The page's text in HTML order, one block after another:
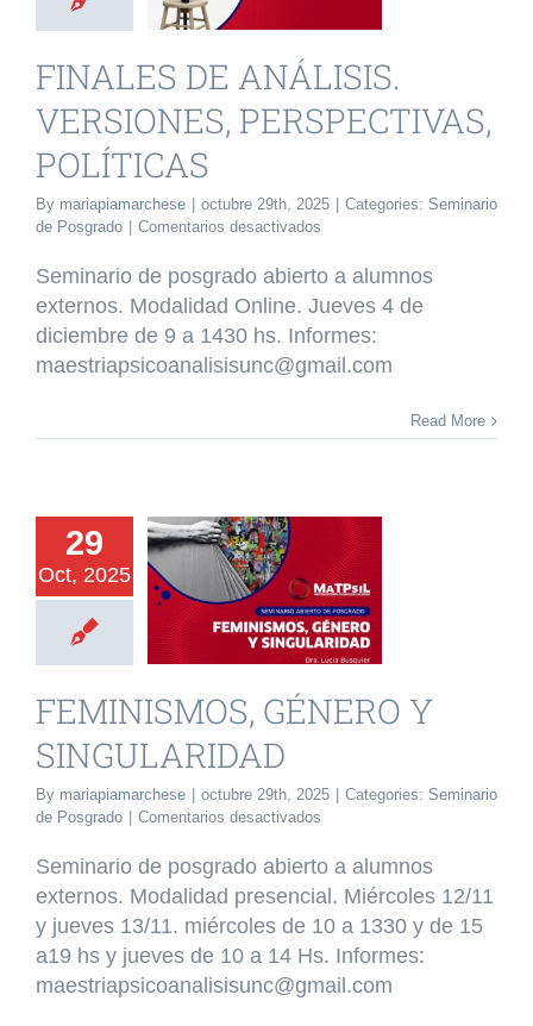
de Posgrado
FINALES DE ANÁLISIS.
VERSIONES, PERSPECTIVAS,
POLÍTICAS
By mariapiamarchese octubre 29th, 2025 Categories: Seminario
de Posgrado
Comentarios desactivados
DE
VERSIONES,
PERSPECTIVAS,
POLÍTICAS
Seminario de posgrado abierto a alumnos
externos. Modalidad Online. Jueves 4 de
diciembre de 9 a 1430 hs. Informes:
maestriapsicoanalisisunc@gmail.com
Read More
29
Oct, 2025
Y
FEMINISMOS, GÉNERO Y
SINGULARIDAD
By mariapiamarchese octubre 29th, 2025 Categories: Seminario
de Posgrado
Comentarios desactivados
GÉNERO
Y
SINGULARIDAD
Seminario de posgrado abierto a alumnos
externos. Modalidad presencial. Miércoles 12/11
y jueves 13/11. miércoles de 10 a 1330 y de 15
a19 hs y jueves de 10 a 14 Hs. Informes:
maestriapsicoanalisisunc@gmail.com